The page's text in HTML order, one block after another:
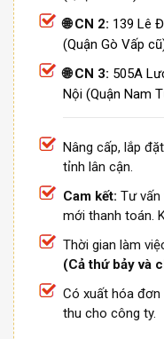
🌐 CN 2: 139 Lê
(Quận Gò Vấp
🌐 CN 3: 505A
Nội (Quận Nam
Nâng cấp, lắp
tỉnh lân cận.
Cam kết: Tư vấn
mới thanh toán.
Thời gian làm
(Cả thứ bảy và
Có xuất hóa đơn
thu cho công ty.